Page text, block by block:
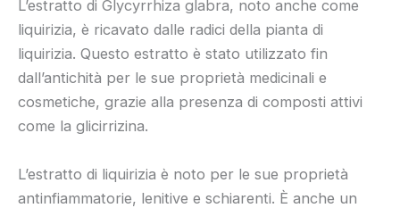
L’estratto di Glycyrrhiza glabra, noto anche come
liquirizia, è ricavato dalle radici della pianta di
liquirizia. Questo estratto è stato utilizzato fin
dall’antichità per le sue proprietà medicinali e
cosmetiche, grazie alla presenza di composti attivi
come la glicirrizina.
L’estratto di liquirizia è noto per le sue proprietà
antinfiammatorie, lenitive e schiarenti. È anche un